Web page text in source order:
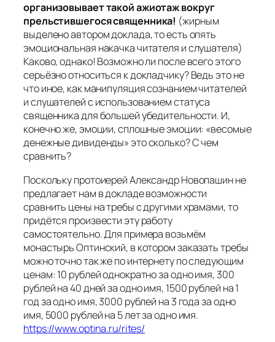
организовывает такой ажиотаж вокруг
прельстившегося священника! (жирным
выделено автором доклада, то есть опять
эмоциональная накачка читателя и слушателя)
Каково, однако! Возможно ли после всего этого
серьёзно относиться к докладчику? Ведь это не
что иное, как манипуляция сознанием читателей
и слушателей с использованием статуса
священника для большей убедительности. И,
конечно же, эмоции, сплошные эмоции: «весомые
денежные дивиденды» это сколько? С чем
сравнить?
Поскольку протоиерей Александр Новопашин не
предлагает нам в докладе возможности
сравнить цены на требы с другими храмами, то
придётся произвести эту работу
самостоятельно. Для примера возьмём
монастырь Оптинский, в котором заказать требы
можно точно так же по интернету по следующим
ценам: 10 рублей однократно за одно имя, 300
рублей на 40 дней за одно имя, 1500 рублей на 1
год за одно имя, 3000 рублей на 3 года за одно
имя, 5000 рублей на 5 лет за одно имя.
https://www.optina.ru/rites/